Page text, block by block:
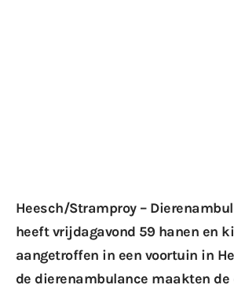
Heesch/Stramproy –
heeft vrijdagavond 59 hanen en
aangetroffen in een voortuin in
de dierenambulance maakten de